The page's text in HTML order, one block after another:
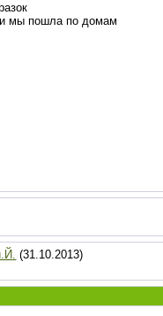
и мы пошла по домам
(31.10.2013)